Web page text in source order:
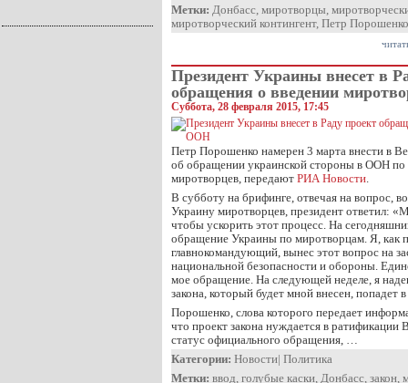
Метки: Донбасс, миротворцы,
миротворческий контингент, Петр Порошенко
Президент Украины внесет в
обращения о введении
Суббота, 28 февраля 2015, 17:45
Петр Порошенко намерен 3 марта внести в
об обращении украинской стороны в ООН по
миротворцев, передают РИА Новости.
В субботу на брифинге, отвечая на вопрос,
Украину миротворцев, президент ответил:
чтобы ускорить этот процесс. На
обращение Украины по миротворцам. Я, как
главнокомандующий, вынес этот вопрос на
национальной безопасности и обороны.
мое обращение. На следующей неделе, я
закона, который будет мной внесен, попадет
Порошенко, слова которого передает
что проект закона нуждается в ратификации
статус официального обращения, …
Категории: Новости| Политика
Метки: ввод, голубые каски, Донбасс, закон,